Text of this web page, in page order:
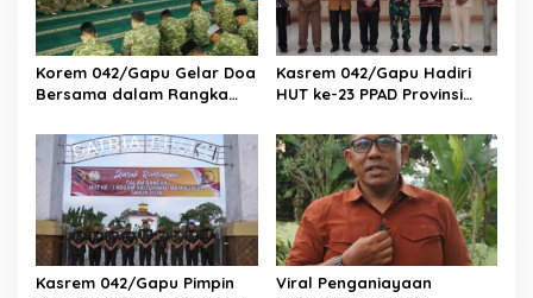
Korem 042/Gapu Gelar Doa
Bersama dalam Rangka
Kasrem 042/Gapu Hadiri
HUT ke-23 PPAD Provinsi
Dukung Program
Pemerintah
Kasrem 042/Gapu Pimpin
Viral Penganiayaan